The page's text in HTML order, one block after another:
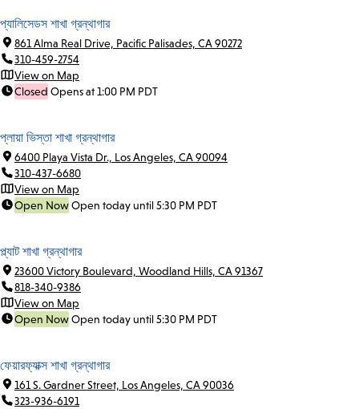
প্যালিসেডস শাখা গ্রন্থাগার
861 Alma Real Drive, Pacific Palisades, CA 90272
310-459-2754
View on Map
Closed Opens at 1:00 PM PDT
প্লায়া ভিস্তা শাখা গ্রন্থাগার
6400 Playa Vista Dr., Los Angeles, CA 90094
310-437-6680
View on Map
Open NowOpen today until 5:30 PM PDT
প্ল্যাট শাখা গ্রন্থাগার
23600 Victory Boulevard, Woodland Hills, CA 91367
818-340-9386
View on Map
Open NowOpen today until 5:30 PM PDT
ফেয়ারফ্যাক্স শাখা গ্রন্থাগার
161 S. Gardner Street, Los Angeles, CA 90036
323-936-6191